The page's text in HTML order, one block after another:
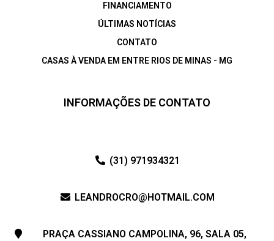
FINANCIAMENTO
ÚLTIMAS NOTÍCIAS
CONTATO
CASAS À VENDA EM ENTRE RIOS DE MINAS - MG
INFORMAÇÕES DE CONTATO
(31) 971934321
LEANDROCRO@HOTMAIL.COM
PRAÇA CASSIANO CAMPOLINA, 96, SALA 05,